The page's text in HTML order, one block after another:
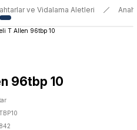
ve Vidalama Aletleri
96tbp 10